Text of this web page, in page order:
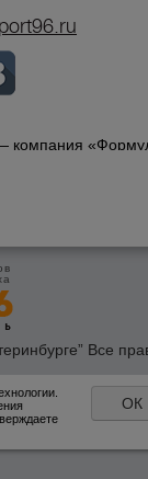
компания
Все
ОК